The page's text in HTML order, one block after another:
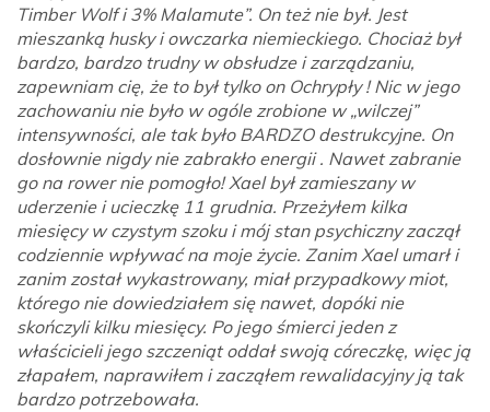
Timber Wolf i 3% Malamute”. On też nie był. Jest
mieszanką husky i owczarka niemieckiego. Chociaż był
bardzo, bardzo trudny w obsłudze i zarządzaniu,
zapewniam cię, że to był tylko on Ochrypły ! Nic w jego
zachowaniu nie było w ogóle zrobione w „wilczej”
intensywności, ale tak było BARDZO destrukcyjne. On
dosłownie nigdy nie zabrakło energii . Nawet zabranie
go na rower nie pomogło! Xael był zamieszany w
uderzenie i ucieczkę 11 grudnia. Przeżyłem kilka
miesięcy w czystym szoku i mój stan psychiczny zaczął
codziennie wpływać na moje życie. Zanim Xael umarł i
zanim został wykastrowany, miał przypadkowy miot,
którego nie dowiedziałem się nawet, dopóki nie
skończyli kilku miesięcy. Po jego śmierci jeden z
właścicieli jego szczeniąt oddał swoją córeczkę, więc ją
złapałem, naprawiłem i zacząłem rewalidacyjny ją tak
bardzo potrzebowała.